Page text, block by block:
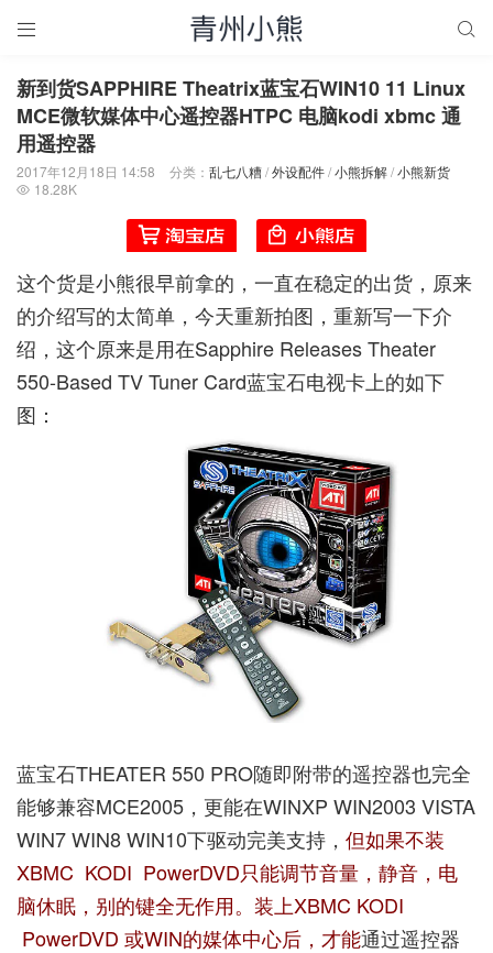
 
新到货SAPPHIRE Theatrix蓝宝石WIN10 11 Linux
MCE微软媒体中心遥控器HTPC 电脑kodi xbmc 通
用遥控器
2017年12月18日 14:58 分类： 乱七八糟/外设配件/小熊拆解/小熊新货
 18.28K
这个货是小熊很早前拿的，一直在稳定的出货，原来
的介绍写的太简单，今天重新拍图，重新写一下介
绍，这个原来是用在Sapphire Releases Theater
550-Based TV Tuner Card蓝宝石电视卡上的如下
图：
蓝宝石THEATER 550 PRO随即附带的遥控器也完全
能够兼容MCE2005，更能在WINXP WIN2003 VISTA
WIN7 WIN8 WIN10下驱动完美支持， 但如果不装
XBMC KODI PowerDVD只能调节音量，静音，电
脑休眠，别的键全无作用。装上XBMC KODI
PowerDVD 或WIN的媒体中心后，才能通过遥控器